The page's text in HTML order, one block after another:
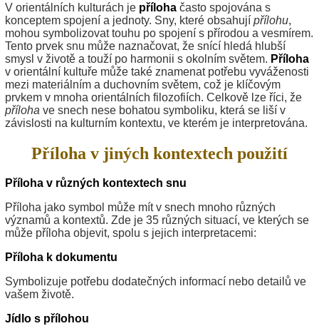
V orientálních kulturách je příloha často spojována s
konceptem spojení a jednoty. Sny, které obsahují přílohu,
mohou symbolizovat touhu po spojení s přírodou a vesmírem.
Tento prvek snu může naznačovat, že snící hledá hlubší
smysl v životě a touží po harmonii s okolním světem. Příloha
v orientální kultuře může také znamenat potřebu vyváženosti
mezi materiálním a duchovním světem, což je klíčovým
prvkem v mnoha orientálních filozofiích. Celkově lze říci, že
příloha ve snech nese bohatou symboliku, která se liší v
závislosti na kulturním kontextu, ve kterém je interpretována.
Příloha v jiných kontextech použití
Příloha v různých kontextech snu
Příloha jako symbol může mít v snech mnoho různých
významů a kontextů. Zde je 35 různých situací, ve kterých se
může příloha objevit, spolu s jejich interpretacemi:
Příloha k dokumentu
Symbolizuje potřebu dodatečných informací nebo detailů ve
vašem životě.
Jídlo s přílohou